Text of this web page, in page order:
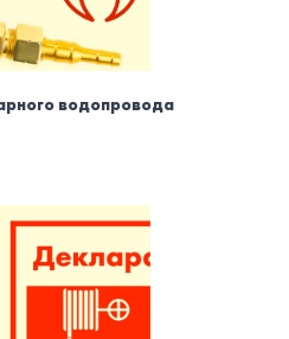
водопровода